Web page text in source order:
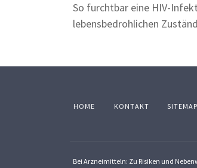
So furchtbar eine HIV-
lebensbedrohlichen
HOME KONTAKT SITEMAP
Bei Arzneimitteln: Zu Risiken und